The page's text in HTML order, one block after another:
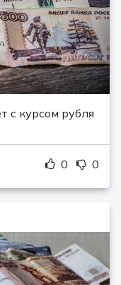
с курсом рубля
0 0